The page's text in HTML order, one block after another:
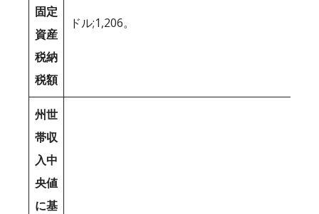
固定
資産
税納
税額
ドル;1,206。
州世
帯収
入中
央値
に基